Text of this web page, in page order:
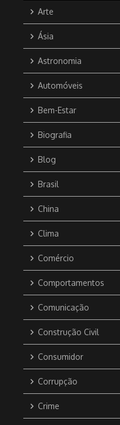
Arte
Ásia
Astronomia
Automóveis
Bem-Estar
Biografia
Blog
Brasil
China
Clima
Comércio
Comportamentos
Comunicação
Construção Civil
Consumidor
Corrupção
Crime